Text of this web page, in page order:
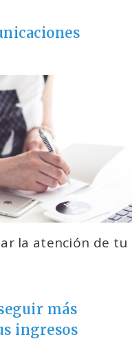
la atención de tu
más
ingresos